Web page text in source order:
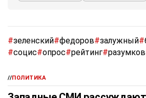
#зеленский#федоров#залужный#
#социс#опрос#рейтинг#разумков
//ПОЛИТИКА